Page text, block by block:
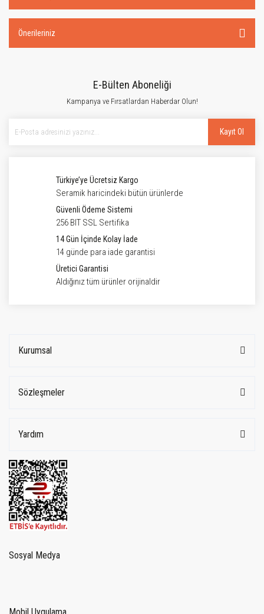
Önerileriniz
E-Bülten Aboneliği
Kampanya ve Fırsatlardan Haberdar Olun!
Kayıt Ol
Türkiye’ye Ücretsiz Kargo
Seramik haricindeki bütün ürünlerde
Güvenli Ödeme Sistemi
256 BIT SSL Sertifika
14 Gün İçinde Kolay İade
14 günde para iade garantisi
Üretici Garantisi
Aldığınız tüm ürünler orijinaldir
Kurumsal
Sözleşmeler
Yardım
Sosyal Medya